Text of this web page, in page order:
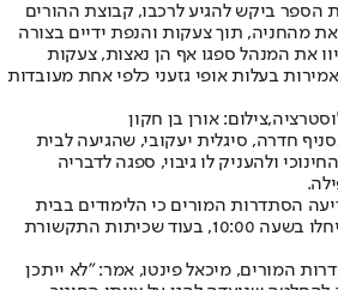
הספר ביקש להגיע לרכבו, קבוצת ההורים
מהחניה, תוך צעקות והנפת ידיים בצורה
את המנהל ספגו אף הן נאצות, צעקות
בעלות אופי גזעני כלפי אחת מעובדות
אורן בן חקון
חדרה, סיגלית יעקובי, שהגיעה לבית
ולהעניק לו גיבוי, ספגה לדבריה
הסתדרות המורים כי הלימודים בבית
הספר ביום ראשון, 10.5.26, יחלו בשעה 10:00, בעוד שכיתות התקשורת
המורים, מיכאל פינטו, אמר: "לא ייתכן